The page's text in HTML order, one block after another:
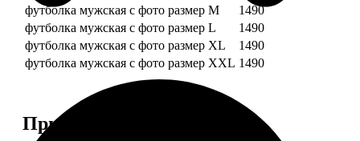
футболка мужская с фото размер M
1490
футболка мужская с фото размер L
1490
футболка мужская с фото размер XL
1490
футболка мужская с фото размер XXL 1490
Примеры работ